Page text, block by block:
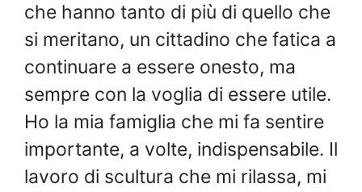
che hanno tanto di più di quello che
si meritano, un cittadino che fatica a
continuare a essere onesto, ma
sempre con la voglia di essere utile.
Ho la mia famiglia che mi fa sentire
importante, a volte, indispensabile. Il
lavoro di scultura che mi rilassa, mi